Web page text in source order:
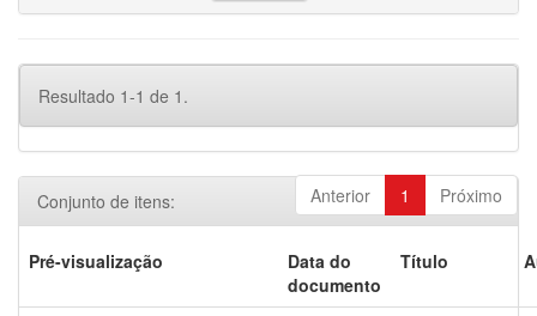
Resultado 1-1 de 1.
Anterior 1 Próximo
Conjunto de itens:
Pré-visualização
Data do
documento
Título